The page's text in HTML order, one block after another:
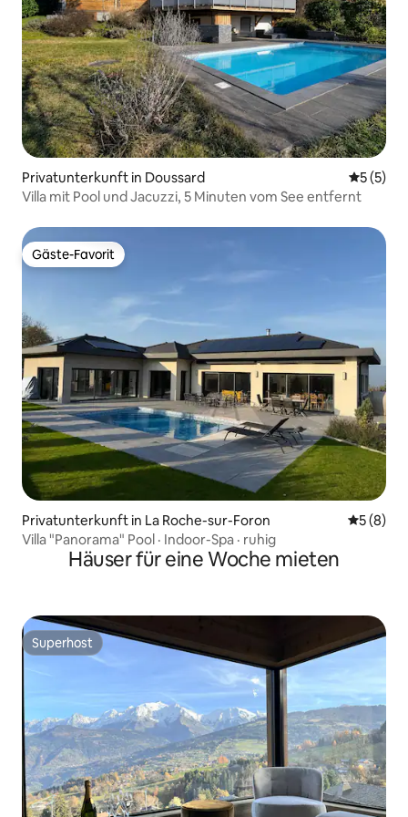
Privatunterkunft in Doussard
5 (5)
Villa mit Pool und Jacuzzi, 5 Minuten vom See entfernt
Gäste-Favorit
Gäste-Favorit
Privatunterkunft in La Roche-sur-Foron
5 (8)
Villa "Panorama" Pool · Indoor-Spa · ruhig
Häuser für eine Woche mieten
Superhost
Superhost